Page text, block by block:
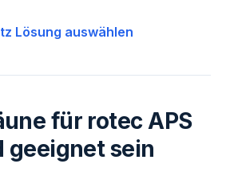
Lösung auswählen
für rotec APS
geeignet sein